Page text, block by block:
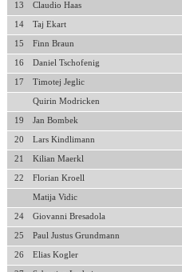
13 Claudio Haas
14 Taj Ekart
15 Finn Braun
16 Daniel Tschofenig
17 Timotej Jeglic
Quirin Modricken
19 Jan Bombek
20 Lars Kindlimann
21 Kilian Maerkl
22 Florian Kroell
Matija Vidic
24 Giovanni Bresadola
25 Paul Justus Grundmann
26 Elias Kogler